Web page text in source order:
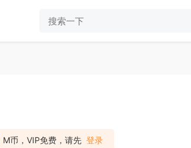
M币，VIP免费，请先 登录